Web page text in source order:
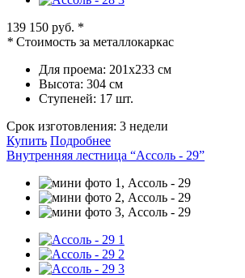
139 150 руб. *
* Стоимость за металлокаркас
Для проема: 201х233 см
Высота: 304 см
Ступеней: 17 шт.
Срок изготовления: 3 недели
Купить Подробнее
Внутренняя лестница “Ассоль - 29”